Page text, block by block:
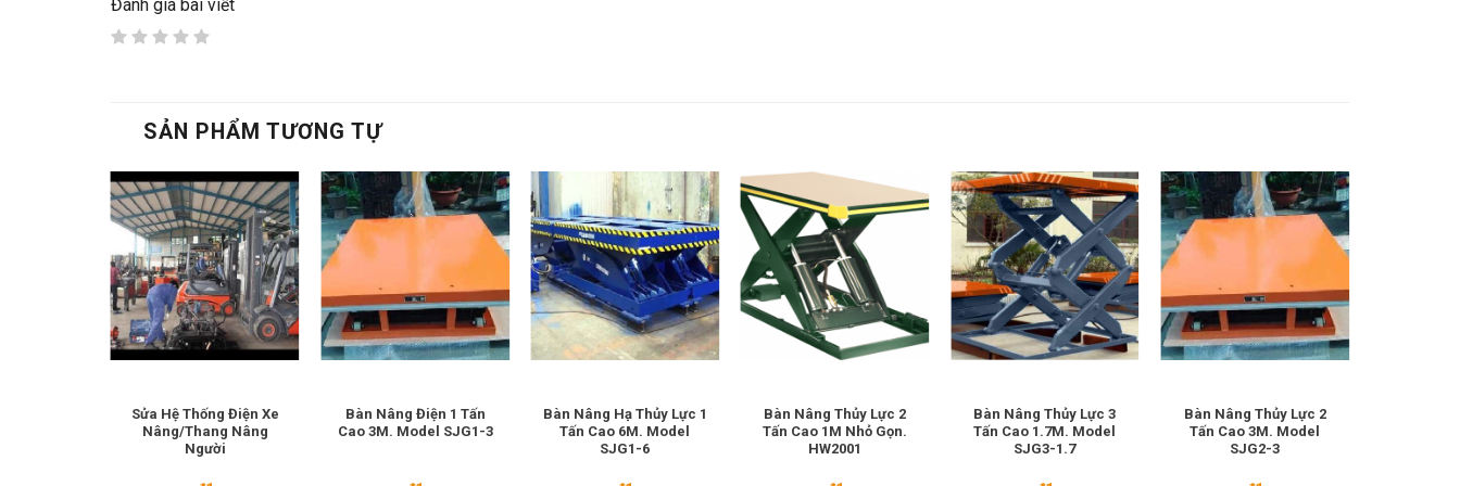
Đánh giá bài viết
SẢN PHẨM TƯƠNG TỰ
Sửa Hệ Thống Điện Xe
Nâng/Thang Nâng
Người
Bàn Nâng Điện 1 Tấn
Cao 3M. Model SJG1-3
Bàn Nâng Hạ Thủy Lực 1
Tấn Cao 6M. Model
SJG1-6
Bàn Nâng Thủy Lực 2
Tấn Cao 1M Nhỏ Gọn.
HW2001
Bàn Nâng Thủy Lực 3
Tấn Cao 1.7M. Model
SJG3-1.7
Bàn Nâng Thủy Lực 2
Tấn Cao 3M. Model
SJG2-3